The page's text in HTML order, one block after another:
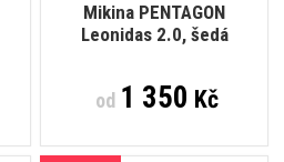
Mikina PENTAGON
Leonidas 2.0, šedá
od1 350 Kč